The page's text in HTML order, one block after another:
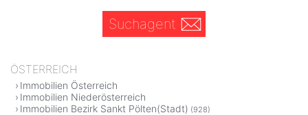
Suchagent
ÖSTERREICH
Immobilien Österreich
Immobilien Niederösterreich
Immobilien Bezirk Sankt Pölten(Stadt) (928)